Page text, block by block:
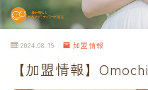
MENU
2024.08.19 加盟情報
【加盟情報】Omochi